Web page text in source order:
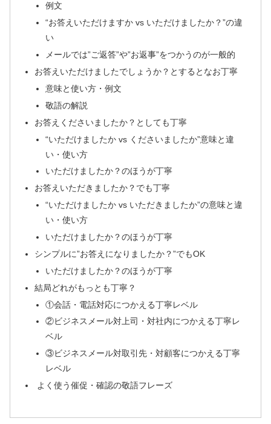
例文
“お答えいただけますか vs いただけましたか？”の違
い
メールでは”ご返答”や”お返事”をつかうのが一般的
お答えいただけましたでしょうか？とするとなお丁寧
意味と使い方・例文
敬語の解説
お答えくださいましたか？としても丁寧
“いただけましたか vs くださいましたか”意味と違
い・使い方
いただけましたか？のほうが丁寧
お答えいただきましたか？でも丁寧
“いただけましたか vs いただきましたか”の意味と違
い・使い方
いただけましたか？のほうが丁寧
シンプルに”お答えになりましたか？”でもOK
いただけましたか？のほうが丁寧
結局どれがもっとも丁寧？
①会話・電話対応につかえる丁寧レベル
②ビジネスメール対上司・対社内につかえる丁寧レ
ベル
③ビジネスメール対取引先・対顧客につかえる丁寧
レベル
よく使う催促・確認の敬語フレーズ